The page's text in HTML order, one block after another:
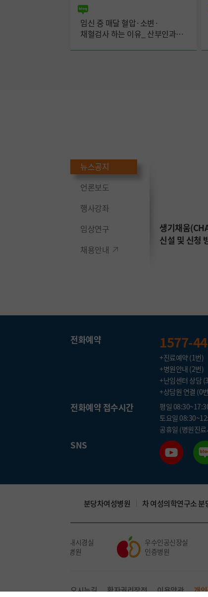
임신 중 매달 혈압·소변·
채혈검사 하는 이유_ 산부인과
뉴스공지
언론보도
행사강좌
임상연구
채용안내
의료기관 본인확인 강화
2024.05.02
생기채움
신설 및 신청
전화예약 1577-
+진료예약 (1번)
+병원안내 (2번)
+난임센터 상담
+상담원 연결 (0
전화예약 접수시간
평일
토요일
공휴일 (병원진
SNS
분당차여성병원 차 여성의학연구소 분
우수내시경실
인증병원
우수인공신장실
인증병원
오시는길 환자권리장전 이용약관 개